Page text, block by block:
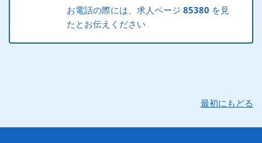
お電話の際には、求人ページ85380 を見
たとお伝えください
最初にもどる